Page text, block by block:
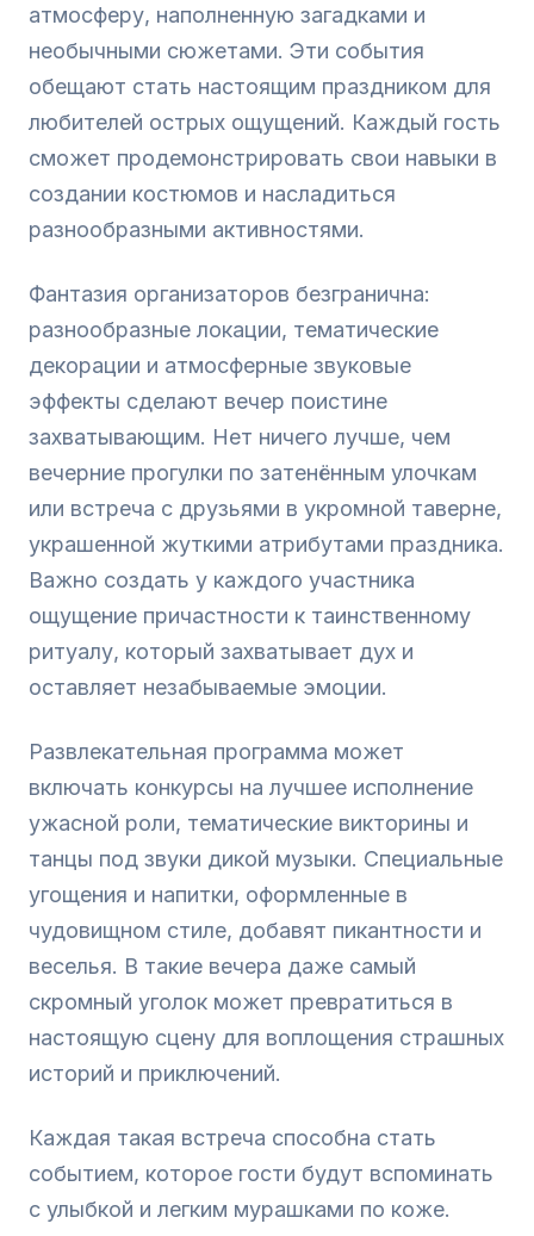
атмосферу, наполненную загадками и
необычными сюжетами. Эти события
обещают стать настоящим праздником для
любителей острых ощущений. Каждый гость
сможет продемонстрировать свои навыки в
создании костюмов и насладиться
разнообразными активностями.
Фантазия организаторов безгранична:
разнообразные локации, тематические
декорации и атмосферные звуковые
эффекты сделают вечер поистине
захватывающим. Нет ничего лучше, чем
вечерние прогулки по затенённым улочкам
или встреча с друзьями в укромной таверне,
украшенной жуткими атрибутами праздника.
Важно создать у каждого участника
ощущение причастности к таинственному
ритуалу, который захватывает дух и
оставляет незабываемые эмоции.
Развлекательная программа может
включать конкурсы на лучшее исполнение
ужасной роли, тематические викторины и
танцы под звуки дикой музыки. Специальные
угощения и напитки, оформленные в
чудовищном стиле, добавят пикантности и
веселья. В такие вечера даже самый
скромный уголок может превратиться в
настоящую сцену для воплощения страшных
историй и приключений.
Каждая такая встреча способна стать
событием, которое гости будут вспоминать
с улыбкой и легким мурашками по коже.